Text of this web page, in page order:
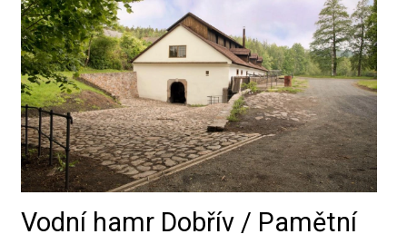
Vodní hamr Dobřív / Pamětní